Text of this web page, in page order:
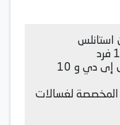
مزودة بشاشة ديجيتال تعمل باللمس إل إى دي و 10
المخصصة لغسالات